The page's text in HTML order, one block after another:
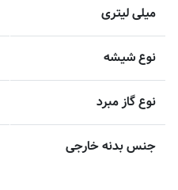
میلی لیتری
نوع شیشه
نوع گاز مبرد
جنس بدنه خارجی